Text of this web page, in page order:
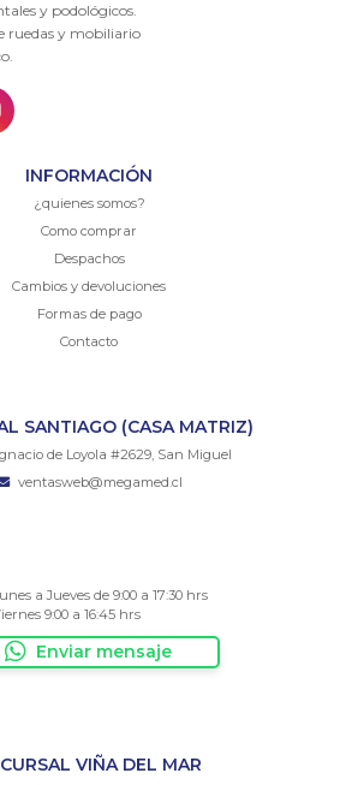
y podológicos.
ruedas y mobiliario
INFORMACIÓN
¿quienes somos?
Como comprar
Despachos
Cambios y devoluciones
Formas de pago
Contacto
SANTIAGO (CASA MATRIZ)
de Loyola #2629, San Miguel
ventasweb@megamed.cl
a Jueves de 9:00 a 17:30 hrs
9:00 a 16:45 hrs
Enviar mensaje
VIÑA DEL MAR